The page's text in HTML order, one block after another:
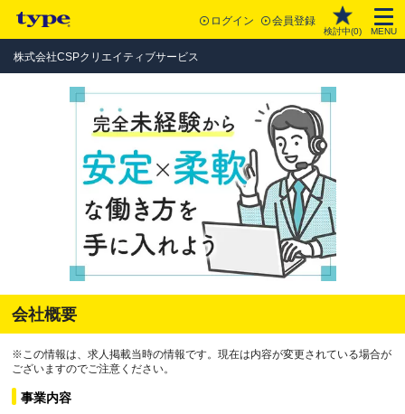
ログイン 会員登録
検討中(0) MENU
株式会社CSPクリエイティブサービス
会社概要
※この情報は、求人掲載当時の情報です。現在は内容が変更されている場合が
ございますのでご注意ください。
事業内容